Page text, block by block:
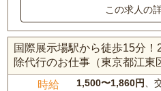
この求人の
国際展示場駅から徒歩15分
除代行のお仕事（東京都江東
時給 1,500〜1,860円 、